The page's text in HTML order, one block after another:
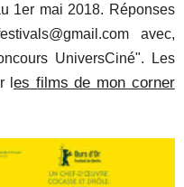
1er mai 2018. Réponses
avec,
UniversCiné". Les
l es films de mon corner